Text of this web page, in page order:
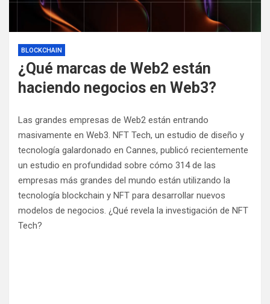
BLOCKCHAIN
¿Qué marcas de Web2 están
haciendo negocios en Web3?
Las grandes empresas de Web2 están entrando
masivamente en Web3. NFT Tech, un estudio de diseño y
tecnología galardonado en Cannes, publicó recientemente
un estudio en profundidad sobre cómo 314 de las
empresas más grandes del mundo están utilizando la
tecnología blockchain y NFT para desarrollar nuevos
modelos de negocios. ¿Qué revela la investigación de NFT
Tech?